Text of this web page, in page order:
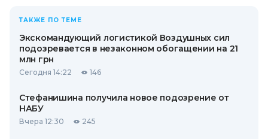
ТАКЖЕ ПО ТЕМЕ
Экскомандующий логистикой Воздушных сил
подозревается в незаконном обогащении на 21
млн грн
Сегодня 14:22 146
Стефанишина получила новое подозрение от
НАБУ
Вчера 12:30 245